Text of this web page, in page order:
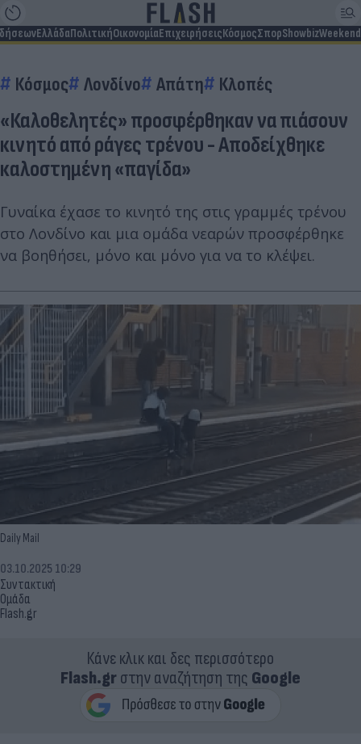
ΕλλάδαΠολιτικήΟικονομίαΕπιχειρήσειςΚόσμοςΣπορShowbizWeekend
Κόσμος Λονδίνο Απάτη Κλοπές
«Καλοθελητές» προσφέρθηκαν να πιάσουν
κινητό από ράγες τρένου - Αποδείχθηκε
καλοστημένη «παγίδα»
Γυναίκα έχασε το κινητό της στις γραμμές τρένου
στο Λονδίνο και μια ομάδα νεαρών προσφέρθηκε
να βοηθήσει, μόνο και μόνο για να το κλέψει.
Daily Mail
Συντακτική
Ομάδα
Flash.gr
03.10.2025 10:29
Κάνε κλικ και δες περισσότερο
Flash.grστην αναζήτηση της Google